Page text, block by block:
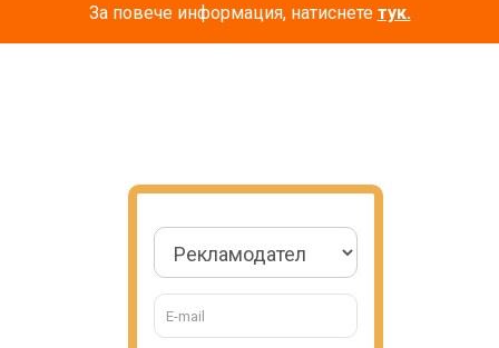
За повече информация, натиснете тук.